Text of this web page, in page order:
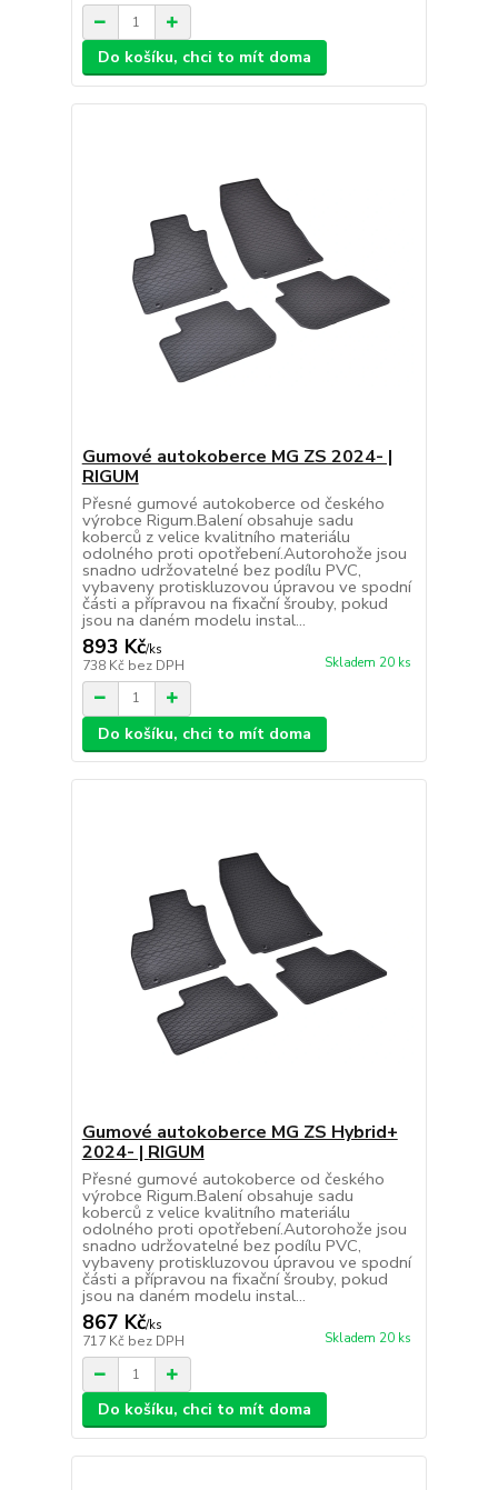
Do košíku, chci to mít doma
Gumové autokoberce MG ZS 2024- |
RIGUM
Přesné gumové autokoberce od českého
výrobce Rigum.Balení obsahuje sadu
koberců z velice kvalitního materiálu
odolného proti opotřebení.Autorohože jsou
snadno udržovatelné bez podílu PVC,
vybaveny protiskluzovou úpravou ve spodní
části a přípravou na fixační šrouby, pokud
jsou na daném modelu instal...
893 Kč/ks
738 Kč bez DPH Skladem 20 ks
Do košíku, chci to mít doma
Gumové autokoberce MG ZS Hybrid+
2024- | RIGUM
Přesné gumové autokoberce od českého
výrobce Rigum.Balení obsahuje sadu
koberců z velice kvalitního materiálu
odolného proti opotřebení.Autorohože jsou
snadno udržovatelné bez podílu PVC,
vybaveny protiskluzovou úpravou ve spodní
části a přípravou na fixační šrouby, pokud
jsou na daném modelu instal...
867 Kč/ks
717 Kč bez DPH Skladem 20 ks
Do košíku, chci to mít doma